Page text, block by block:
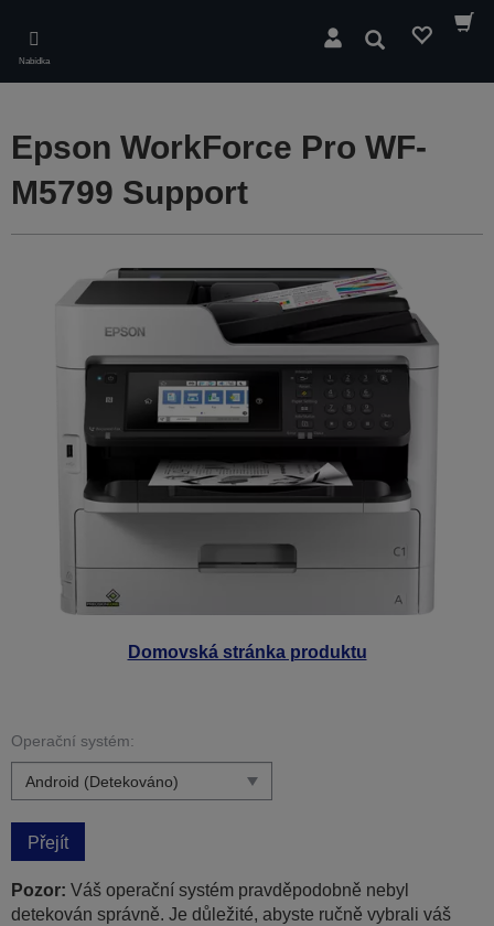
main
content
Nabídka
Hledat
Domovská stránka produktu
Epson WorkForce Pro WF-
M5799 Support
Operační systém:
Přejít
Pozor: Váš operační systém pravděpodobně nebyl
detekován správně. Je důležité, abyste ručně vybrali váš